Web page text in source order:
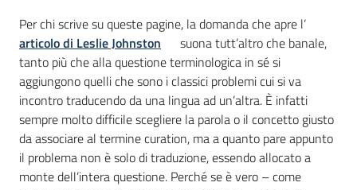
Introduzione
Per chi scrive su queste pagine, la domanda che apre l’
articolo di Leslie Johnston
suona tutt’altro che banale,
tanto più che alla questione terminologica in sé si
aggiungono quelli che sono i classici problemi cui si va
incontro traducendo da una lingua ad un’altra. È infatti
sempre molto difficile scegliere la parola o il concetto giusto
da associare al termine curation, ma a quanto pare appunto
il problema non è solo di traduzione, essendo allocato a
monte dell’intera questione. Perché se è vero – come